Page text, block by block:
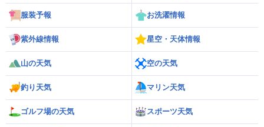
服装予報 お洗濯情報
紫外線情報 星空・天体情報
山の天気 空の天気
釣り天気 マリン天気
ゴルフ場の天気 スポーツ天気